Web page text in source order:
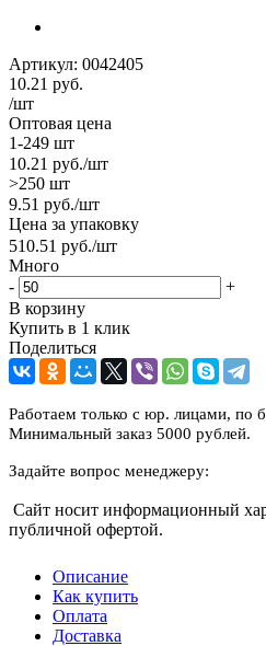
Артикул: 0042405
10.21 руб.
/шт
Оптовая цена
1-249 шт
10.21 руб./шт
>250 шт
9.51 руб./шт
Цена за упаковку
510.51 руб./шт
Много
-
+
В корзину
Купить в 1 клик
Поделиться
Работаем только с юр. лицами, по
Минимальный заказ 5000 рублей.
Задайте вопрос менеджеру:
Сайт носит информационный
публичной офертой.
Описание
Как купить
Оплата
Доставка